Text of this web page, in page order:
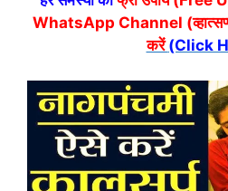
WhatsApp Channel
करें(Click